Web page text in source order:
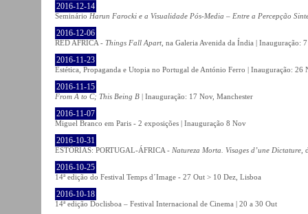
2016-12-14
Seminário Harun Farocki e a Visualidade Pós-Media – Entre a Percepção
2016-12-06
RED AFRICA - Things Fall Apart , na Galeria Avenida da Índia | Inauguração:
2016-11-23
Estética, Propaganda e Utopia no Portugal de António Ferro | Inauguração: 26
2016-11-15
From A to C; This Being B | Inauguração: 17 Nov, Manchester
2016-11-07
Miguel Branco em Paris - 2 exposições | Inauguração 8 Nov
2016-10-31
ESTÓRIAS: PORTUGAL-ÁFRICA - Natureza Morta. Visages d’une Dictature
2016-10-25
14ª edição do Festival Temps d´Image - 27 Out > 10 Dez, Lisboa
2016-10-18
14ª edição Doclisboa – Festival Internacional de Cinema | 20 a 30 Out